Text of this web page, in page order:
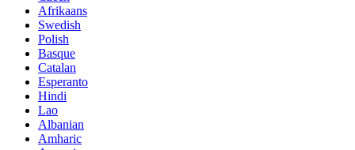
Afrikaans
Swedish
Polish
Basque
Catalan
Esperanto
Hindi
Lao
Albanian
Amharic